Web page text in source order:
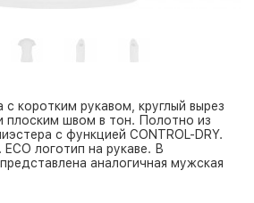
коротким рукавом, круглый вырез
плоским швом в тон. Полотно из
с функцией CONTROL-DRY.
логотип на рукаве. В
аналогичная мужская